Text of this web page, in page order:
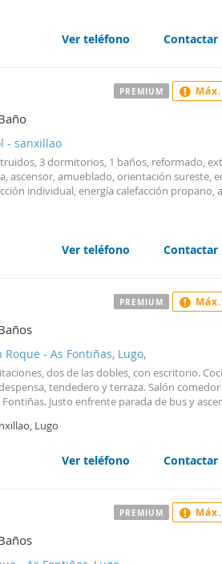
momento. Su distribución está pensada
Cuenta con tres habitaciones de buen
Uno de sus puntos fuertes es la
ventanas orientadas hacia el exterior, se
y un ambiente muy agradable para el
durante los meses más fríos, la propiedad
gas ciudad individual. Esto permite una
convirtiéndolo en un espacio idóneo y muy
o jóvenes profesionales que buscan
tu visita y conocer en detalle todas las
Ver teléfono Contactar
- sanxillao
3 dormitorios, 1 baños, reformado,
ascensor, amueblado, orientación sureste,
individual, energía calefacción propano,
2025-2026. Se alquila amplio piso en
aprox que se distribuyen en Hall de entrada
, cuarto de baño completo , amplia
con gas propano. Se encuentra a 5
etc...Precio 900.€ comunidad
Ver teléfono Contactar
PREMIUM
- As Fontiñas, Lugo,
dos de las dobles, con escritorio.
tendedero y terraza. Salón comedor
Justo enfrente parada de bus y
verde de la ciudad y al mismo tiempo
farmacia, centro médico ….
Lugo
Ver teléfono Contactar
PREMIUM
PREMIUM